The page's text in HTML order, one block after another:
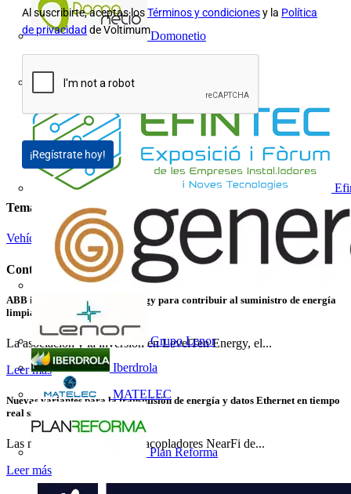
Domonetio
Grupo Lenor
Iberdrola
MATELEC
Plan Reforma
Al suscribirte, aceptas losTérminos y condicionesy la Política
de privacidad de Voltimum
¡Regístrate hoy!
Temas
Vehículos eléctricosInstalación eléctrica
Contenidos relacionados
ABB invierte en LevelTen Energy para contribuir al suministro de energía
limpia
La asociación y la inversión en LevelTen Energy, el...
Leer más
Nuevas variantes para la transmisión de energía y datos Ethernet en tiempo
real sin contacto
Las nuevas variantes de los acopladores NearFi de...
Leer más